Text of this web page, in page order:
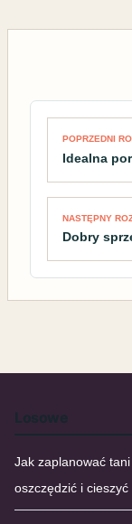
POPRZEDNI
Idealna
NASTĘPNY
Dobry
Losowe
Jak zaplanować
oszczędzić i